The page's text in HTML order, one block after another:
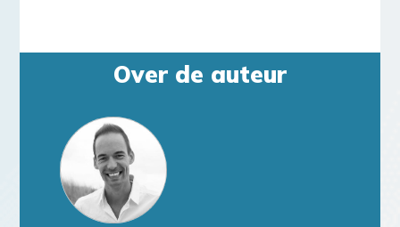
Over de auteur